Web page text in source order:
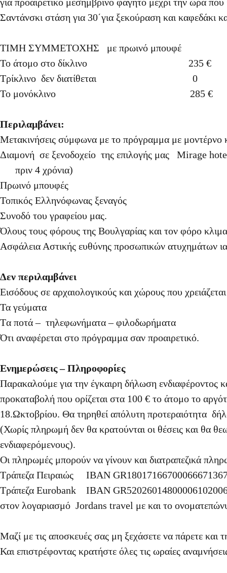
Σαντάνσκι στάση για 30΄για ξεκούραση και καφεδάκι
ΤΙΜΗ ΣΥΜΜΕΤΟΧΗΣ με πρωινό μπουφέ
Το άτομο στο δίκλινο 235 €
Τρίκλινο δεν διατίθεται 0
Το μονόκλινο
Περιλαμβάνει:
Μετακινήσεις σύμφωνα με το πρόγραμμα με μοντέρνο
Διαμονή σε ξενοδοχείο της επιλογής μας Mirage
πριν 4 χρόνια)
Πρωινό μπουφές
Τοπικός Ελληνόφωνας ξεναγός
Συνοδό του γραφείου μας.
Όλους τους φόρους της Βουλγαρίας και τον φόρο
Ασφάλεια Αστικής ευθύνης προσωπικών ατυχημάτων
Δεν περιλαμβάνει
Εισόδους σε αρχαιολογικούς και χώρους που χρειάζεται
Τα γεύματα
Tα ποτά – τηλεφωνήματα – φιλοδωρήματα
Ότι αναφέρεται στο πρόγραμμα σαν προαιρετικό.
Ενημερώσεις – Πληροφορίες
Παρακαλούμε για την έγκαιρη δήλωση ενδιαφέροντος
προκαταβολή που ορίζεται στα 100 € το άτομο το
18.Ωκτοβρίου. Θα τηρηθεί απόλυτη προτεραιότητα
(Χωρίς πληρωμή δεν θα κρατούνται οι θέσεις και θα
ενδιαφερόμενους).
Οι πληρωμές μπορούν να γίνουν και διατραπεζικά
Τράπεζα Πειραιώς ΙΒΑΝ
Τράπεζα Eurobank IBAN
στον λογαριασμό Jordans travel με και το
Μαζί με τις αποσκευές σας μη ξεχάσετε να πάρετε και
Και επιστρέφοντας κρατήστε όλες τις ωραίες